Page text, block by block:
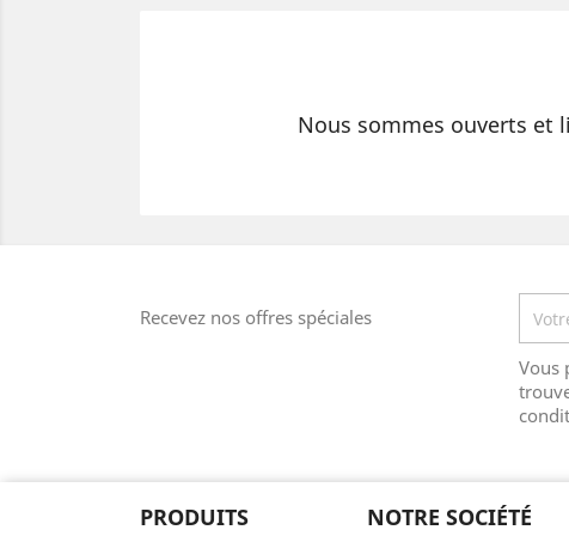
Nous sommes ouverts et
Recevez nos offres spéciales
Vous
PRODUITS NOTRE SOCIÉTÉ